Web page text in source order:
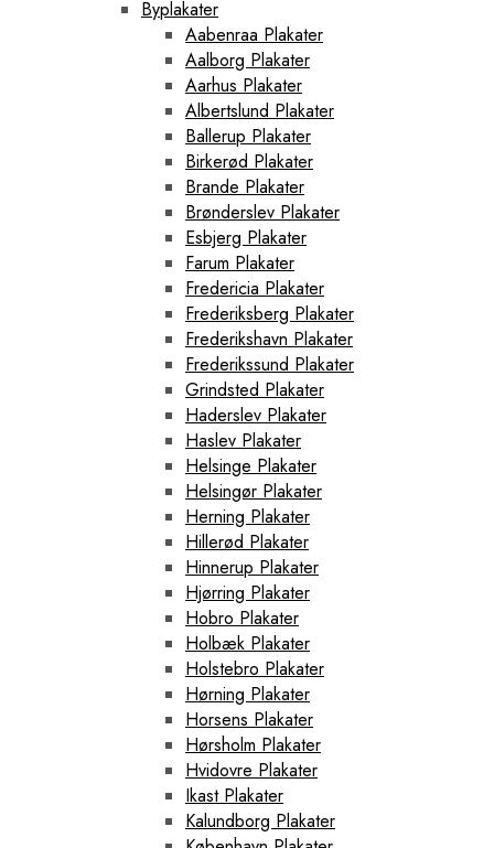
Byplakater
Aabenraa Plakater
Aalborg Plakater
Aarhus Plakater
Albertslund Plakater
Ballerup Plakater
Birkerød Plakater
Brande Plakater
Brønderslev Plakater
Esbjerg Plakater
Farum Plakater
Fredericia Plakater
Frederiksberg Plakater
Frederikshavn Plakater
Frederikssund Plakater
Grindsted Plakater
Haderslev Plakater
Haslev Plakater
Helsinge Plakater
Helsingør Plakater
Herning Plakater
Hillerød Plakater
Hinnerup Plakater
Hjørring Plakater
Hobro Plakater
Holbæk Plakater
Holstebro Plakater
Hørning Plakater
Horsens Plakater
Hørsholm Plakater
Hvidovre Plakater
Ikast Plakater
Kalundborg Plakater